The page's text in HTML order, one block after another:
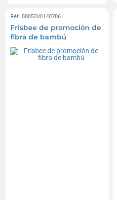
Réf. 00053V0140786
Frisbee de promoción de
fibra de bambú